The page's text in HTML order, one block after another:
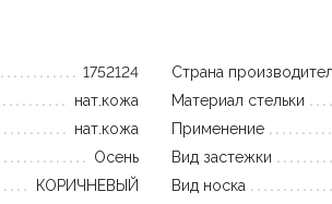
1752124
нат.кожа
нат.кожа
Осень
КОРИЧНЕВЫЙ
Страна
Материал стельки
Применение
Вид застежки
Вид носка